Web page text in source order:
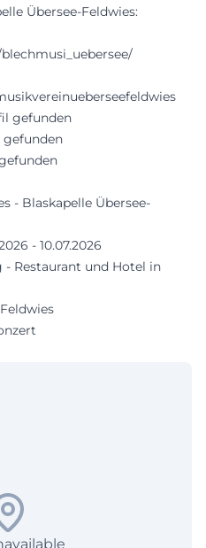
Übersee-Feldwies:
gefunden
gefunden
- Blaskapelle Übersee-
- 10.07.2026
- Restaurant und Hotel in